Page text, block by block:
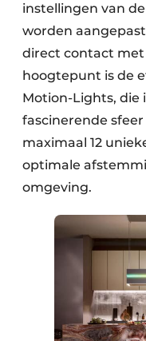
instellingen van
worden
direct contact met
hoogtepunt is de
Motion-Lights, die
fascinerende
maximaal 12
optimale
omgeving.